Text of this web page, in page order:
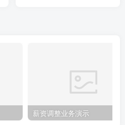
薪资调整业务演示